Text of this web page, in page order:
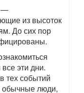
—
из высоток
До сих пор
эти дни.
тех событий
люди,